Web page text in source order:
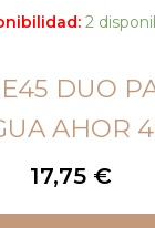
2
DUO
AHOR
17,75 €